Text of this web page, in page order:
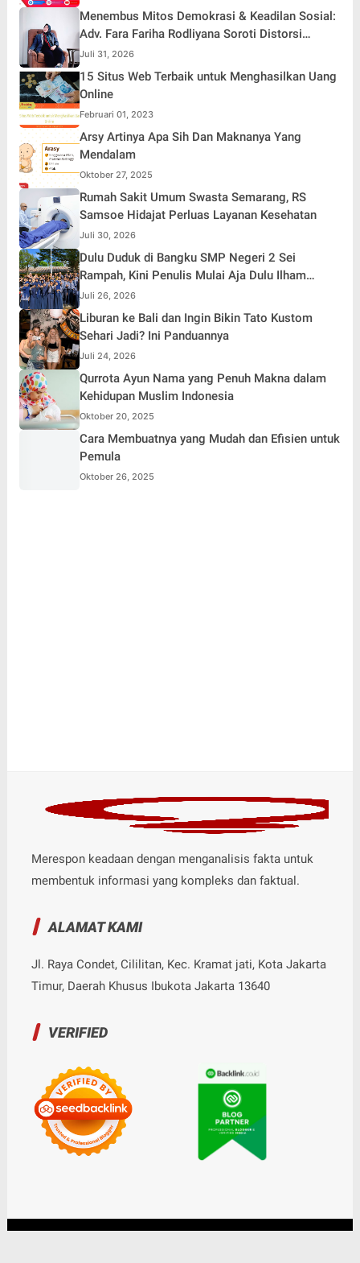
Menembus Mitos Demokrasi & Keadilan Sosial:
Adv. Fara Fariha Rodliyana Soroti Distorsi
Simpati Publik dan Aksi Main Hakim Sendiri
Juli 31, 2026
15 Situs Web Terbaik untuk Menghasilkan Uang
Online
Februari 01, 2023
Arsy Artinya Apa Sih Dan Maknanya Yang
Mendalam
Oktober 27, 2025
Rumah Sakit Umum Swasta Semarang, RS
Samsoe Hidajat Perluas Layanan Kesehatan
Juli 30, 2026
Dulu Duduk di Bangku SMP Negeri 2 Sei
Rampah, Kini Penulis Mulai Aja Dulu Ilham
Febryan Kembali sebagai Pemateri untuk
Menginspirasi Generasi Muda
Juli 26, 2026
Liburan ke Bali dan Ingin Bikin Tato Kustom
Sehari Jadi? Ini Panduannya
Juli 24, 2026
Qurrota Ayun Nama yang Penuh Makna dalam
Kehidupan Muslim Indonesia
Oktober 20, 2025
Cara Membuatnya yang Mudah dan Efisien untuk
Pemula
Oktober 26, 2025
Merespon keadaan dengan menganalisis fakta untuk
membentuk informasi yang kompleks dan faktual.
ALAMAT KAMI
Jl. Raya Condet, Cililitan, Kec. Kramat jati, Kota Jakarta
Timur, Daerah Khusus Ibukota Jakarta 13640
VERIFIED